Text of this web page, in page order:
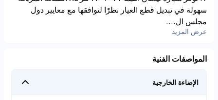
تحليل بيانات السوق 91,000
km
2020
مواصفات غير خليجية
سهولة في تبديل قطع الغيار نظرًا لتوافقها مع معايير دول
مجلس ال....
عرض المزيد
المواصفات الفنية
الإضاءة الخارجية